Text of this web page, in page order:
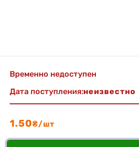
Временно недоступен
Дата поступления:неизвестно
1.50₴/шт